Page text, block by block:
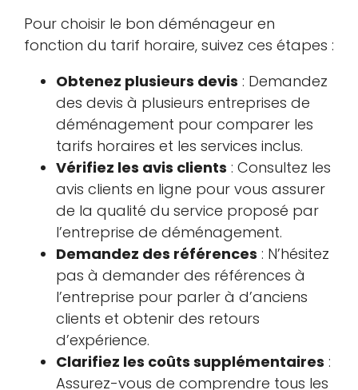
Pour choisir le bon déménageur en
fonction du tarif horaire, suivez ces étapes :
Obtenez plusieurs devis : Demandez
des devis à plusieurs entreprises de
déménagement pour comparer les
tarifs horaires et les services inclus.
Vérifiez les avis clients : Consultez les
avis clients en ligne pour vous assurer
de la qualité du service proposé par
l’entreprise de déménagement.
Demandez des références : N’hésitez
pas à demander des références à
l’entreprise pour parler à d’anciens
clients et obtenir des retours
d’expérience.
Clarifiez les coûts supplémentaires :
Assurez-vous de comprendre tous les